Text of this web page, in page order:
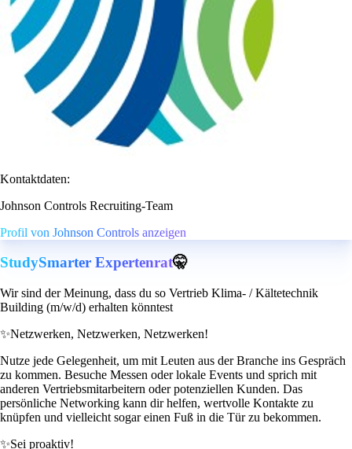
Kontaktdaten:
Johnson Controls Recruiting-Team
Profil von Johnson Controls anzeigen
StudySmarter Expertenrat🤫
Wir sind der Meinung, dass du so Vertrieb Klima- / Kältetechnik
Building (m/w/d) erhalten könntest
✨Netzwerken, Netzwerken, Netzwerken!
Nutze jede Gelegenheit, um mit Leuten aus der Branche ins Gespräch
zu kommen. Besuche Messen oder lokale Events und sprich mit
anderen Vertriebsmitarbeitern oder potenziellen Kunden. Das
persönliche Networking kann dir helfen, wertvolle Kontakte zu
knüpfen und vielleicht sogar einen Fuß in die Tür zu bekommen.
✨Sei proaktiv!